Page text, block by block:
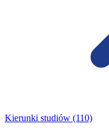
Kierunki studiów (110)